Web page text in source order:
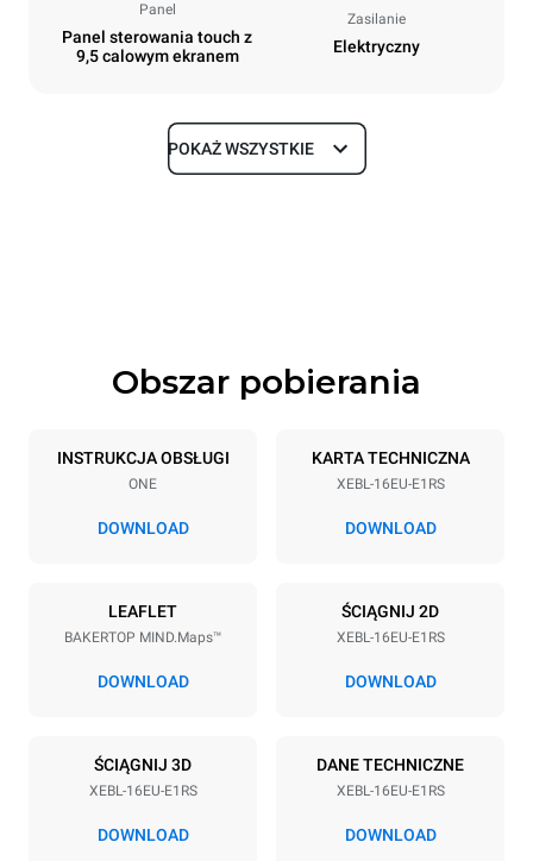
Panel
Panel sterowania touch z
9,5 calowym ekranem
Zasilanie
Elektryczny
Rozmiar
Specyfikacje blach
16 600x400
Rozstaw blach
380-415V 3N~ / 220-240V
3~
35,5 kW
50 / 60 Hz NIE ZAWIERA
POKAŻ WSZYSTKIE
Obszar pobierania
INSTRUKCJA OBSŁUGI
ONE
DOWNLOAD
KARTA TECHNICZNA
XEBL-16EU-E1RS
DOWNLOAD
LEAFLET
BAKERTOP MIND.Maps™
DOWNLOAD
ŚCIĄGNIJ 2D
XEBL-16EU-E1RS
DOWNLOAD
ŚCIĄGNIJ 3D
XEBL-16EU-E1RS
DOWNLOAD
DANE TECHNICZNE
XEBL-16EU-E1RS
DOWNLOAD